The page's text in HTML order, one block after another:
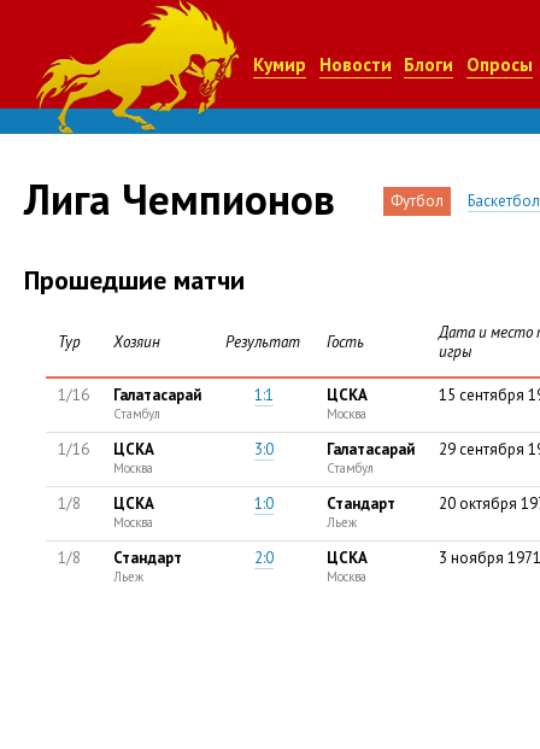
Кумир Новости Блоги Опросы
Лига Чемпионов Футбол Баскетбол
Прошедшие матчи
Тур Хозяин Результат Гость
Дата и место
игры
1/16 Галатасарай
Стамбул
1:1 ЦСКА
Москва
15 сентября
1/16 ЦСКА
Москва
3:0 Галатасарай
Стамбул
29 сентября
1/8 ЦСКА
Москва
1:0 Стандарт
Льеж
20 октября
1/8 Стандарт
Льеж
2:0 ЦСКА
Москва
3 ноября